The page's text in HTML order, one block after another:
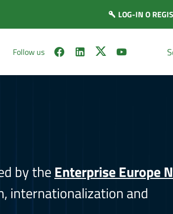
LOG-IN O
Follow us
by the Enterprise Europe
internationalization and